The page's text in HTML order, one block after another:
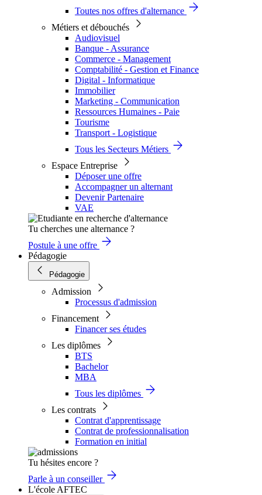
Toutes nos offres d'alternance
Métiers et débouchés
Audiovisuel
Banque - Assurance
Commerce - Management
Comptabilité - Gestion et Finance
Digital - Informatique
Immobilier
Marketing - Communication
Ressources Humaines - Paie
Tourisme
Transport - Logistique
Tous les Secteurs Métiers
Espace Entreprise
Déposer une offre
Accompagner un alternant
Devenir Partenaire
VAE
Tu cherches une alternance ?
Postule à une offre
Pédagogie
Pédagogie
Admission
Processus d'admission
Financement
Financer ses études
Les diplômes
BTS
Bachelor
MBA
Tous les diplômes
Les contrats
Contrat d'apprentissage
Contrat de professionnalisation
Formation en initial
Tu hésites encore ?
Parle à un conseiller
L'école AFTEC